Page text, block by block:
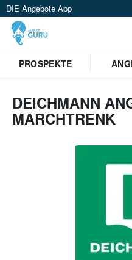
DIE Angebote App
PROSPEKTE
DEICHMANN
MARCHTRENK